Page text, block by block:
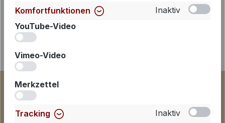
Komfortfunktionen
Inaktiv
YouTube-Video
Vimeo-Video
Merkzettel
Tracking
Inaktiv